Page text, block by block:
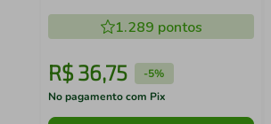
1.289 pontos
R$ 36,75 -5%
No pagamento com Pix